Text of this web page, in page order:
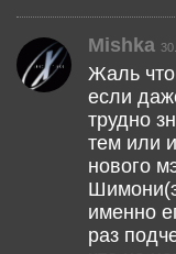
Mishka
Жаль что
если
трудно
тем или
нового
именно
раз